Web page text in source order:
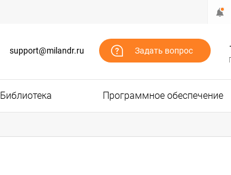
support@milandr.ru Задать вопрос
Библиотека Программное обеспечение